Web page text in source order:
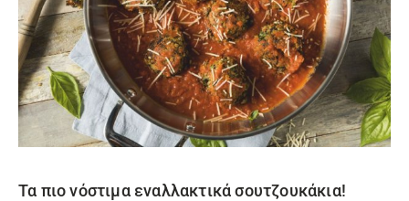
Τα πιο νόστιμα εναλλακτικά σουτζουκάκια!